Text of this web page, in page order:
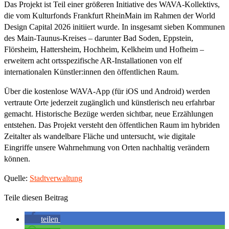
Das Projekt ist Teil einer größeren Initiative des WAVA-Kollektivs,
die vom Kulturfonds Frankfurt RheinMain im Rahmen der World
Design Capital 2026 initiiert wurde. In insgesamt sieben Kommunen
des Main-Taunus-Kreises – darunter Bad Soden, Eppstein,
Flörsheim, Hattersheim, Hochheim, Kelkheim und Hofheim –
erweitern acht ortsspezifische AR-Installationen von elf
internationalen Künstler:innen den öffentlichen Raum.
Über die kostenlose WAVA-App (für iOS und Android) werden
vertraute Orte jederzeit zugänglich und künstlerisch neu erfahrbar
gemacht. Historische Bezüge werden sichtbar, neue Erzählungen
entstehen. Das Projekt versteht den öffentlichen Raum im hybriden
Zeitalter als wandelbare Fläche und untersucht, wie digitale
Eingriffe unsere Wahrnehmung von Orten nachhaltig verändern
können.
Quelle: Stadtverwaltung
Teile diesen Beitrag
teilen